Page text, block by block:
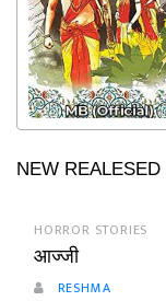
NEW REALESED
HORROR STORIES
आज्जी
RESHMA